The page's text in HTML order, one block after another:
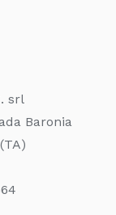
srl
Baronia